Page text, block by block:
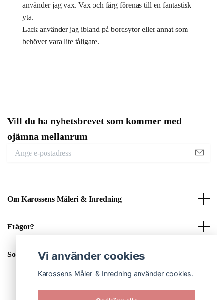
använder jag vax. Vax och färg förenas till en fantastisk
yta.
Lack använder jag ibland på bordsytor eller annat som
behöver vara lite tåligare.
Vill du ha nyhetsbrevet som kommer med
ojämna mellanrum
Om Karossens Måleri & Inredning
Frågor?
Sociala medierVi använder cookies
Karossens Måleri & Inredning använder cookies.